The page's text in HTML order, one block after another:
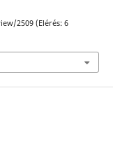
2509 (Elérés: 6